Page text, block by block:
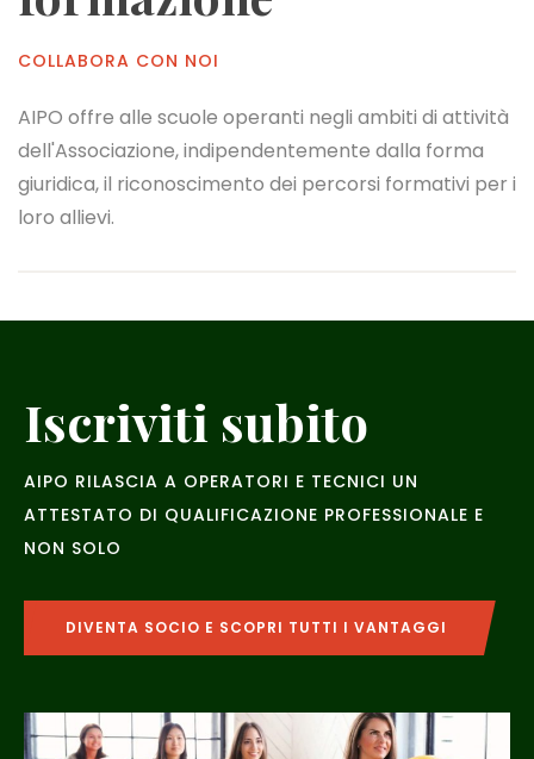
COLLABORA CON NOI
AIPO offre alle scuole operanti negli ambiti di attività
dell'Associazione, indipendentemente dalla forma
giuridica, il riconoscimento dei percorsi formativi per i
loro allievi.
Iscriviti subito
AIPO RILASCIA A OPERATORI E TECNICI UN
ATTESTATO DI QUALIFICAZIONE PROFESSIONALE E
NON SOLO
DIVENTA SOCIO E SCOPRI TUTTI I VANTAGGI